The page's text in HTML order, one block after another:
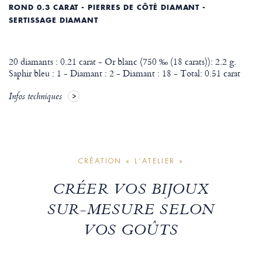
ROND 0.3 CARAT - PIERRES DE CÔTÉ DIAMANT -
SERTISSAGE DIAMANT
20 diamants : 0.21 carat - Or blanc (750 ‰ (18 carats)): 2.2 g.
Saphir bleu : 1 - Diamant : 2 - Diamant : 18 - Total: 0.51 carat
Infos techniques
CRÉATION « L’ATELIER »
CRÉER VOS BIJOUX
SUR-MESURE SELON
VOS GOÛTS